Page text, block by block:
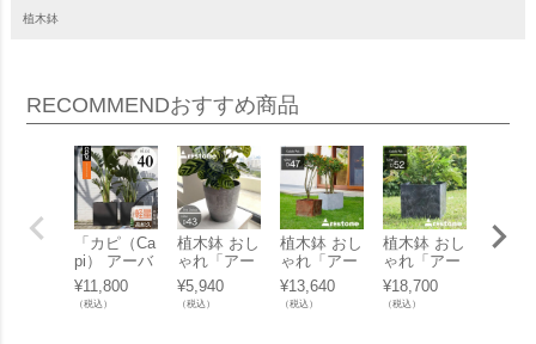
植木鉢
RECOMMENDおすすめ商品
「カピ（Ca
pi） アーバ
ンスムース
スクエア
（UrbanSm
¥11,800
（税込）
植木鉢 おし
ゃれ「アー
トストーン
（Artston
e） ドルチ
¥5,940
（税込）
植木鉢 おし
ゃれ「アー
トストーン
（Artston
e） キュー
¥13,640
（税込）
植木鉢 おし
ゃれ「アー
トストーン
（Artston
e） キュー
¥18,700
（税込）
植木